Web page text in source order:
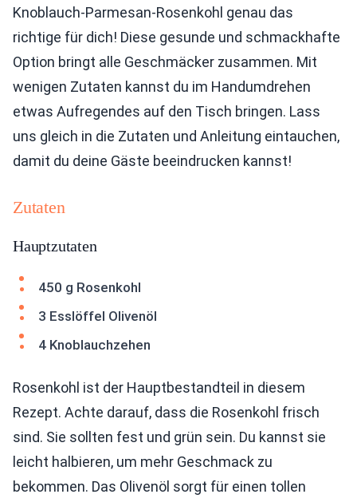
Knoblauch-Parmesan-Rosenkohl genau das
richtige für dich! Diese gesunde und schmackhafte
Option bringt alle Geschmäcker zusammen. Mit
wenigen Zutaten kannst du im Handumdrehen
etwas Aufregendes auf den Tisch bringen. Lass
uns gleich in die Zutaten und Anleitung eintauchen,
damit du deine Gäste beeindrucken kannst!
Zutaten
Hauptzutaten
450 g Rosenkohl
3 Esslöffel Olivenöl
4 Knoblauchzehen
Rosenkohl ist der Hauptbestandteil in diesem
Rezept. Achte darauf, dass die Rosenkohl frisch
sind. Sie sollten fest und grün sein. Du kannst sie
leicht halbieren, um mehr Geschmack zu
bekommen. Das Olivenöl sorgt für einen tollen